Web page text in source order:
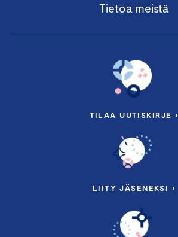
Tietoa meistä
TILAA UUTISKIRJE ›
LIITY JÄSENEKSI ›